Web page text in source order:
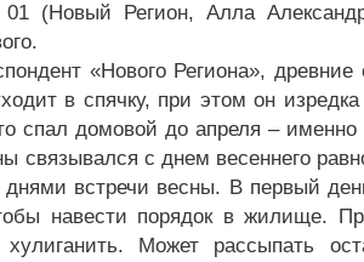
01 (Новый Регион, Алла
«Нового Региона»,
в спячку, при этом он
спал домовой до апреля –
связывался с днем весеннего
встречи весны. В первый
навести порядок в жилище.
хулиганить. Может рассыпать